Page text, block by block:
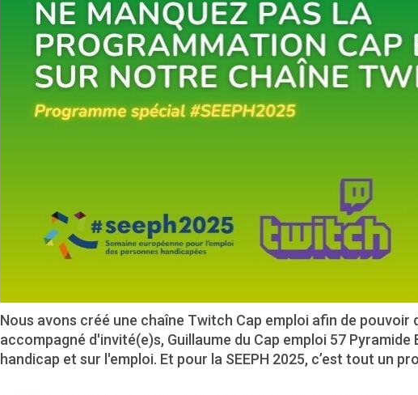
Nous avons créé une chaîne Twitch Cap emploi afin de pouvoir
accompagné d'invité(e)s, Guillaume du Cap emploi 57
handicap et sur l'emploi. Et pour la SEEPH 2025, c’est tout un